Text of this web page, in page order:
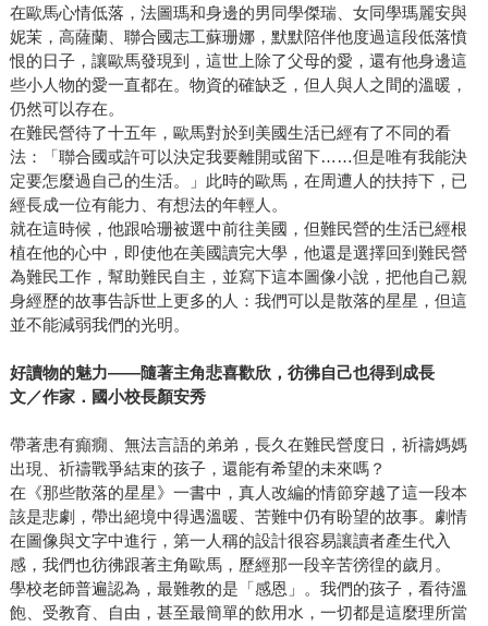
在歐馬心情低落，法圖瑪和身邊的男同學傑瑞、女同學瑪麗安與
妮茉，高薩蘭、聯合國志工蘇珊娜，默默陪伴他度過這段低落憤
恨的日子，讓歐馬發現到，這世上除了父母的愛，還有他身邊這
些小人物的愛一直都在。物資的確缺乏，但人與人之間的溫暖，
仍然可以存在。
在難民營待了十五年，歐馬對於到美國生活已經有了不同的看
法：「聯合國或許可以決定我要離開或留下……但是唯有我能決
定要怎麼過自己的生活。」此時的歐馬，在周遭人的扶持下，已
經長成一位有能力、有想法的年輕人。
就在這時候，他跟哈珊被選中前往美國，但難民營的生活已經根
植在他的心中，即使他在美國讀完大學，他還是選擇回到難民營
為難民工作，幫助難民自主，並寫下這本圖像小說，把他自己親
身經歷的故事告訴世上更多的人：我們可以是散落的星星，但這
並不能減弱我們的光明。
好讀物的魅力——隨著主角悲喜歡欣，彷彿自己也得到成長
文／作家．國小校長顏安秀
帶著患有癲癇、無法言語的弟弟，長久在難民營度日，祈禱媽媽
出現、祈禱戰爭結束的孩子，還能有希望的未來嗎？
在《那些散落的星星》一書中，真人改編的情節穿越了這一段本
該是悲劇，帶出絕境中得遇溫暖、苦難中仍有盼望的故事。劇情
在圖像與文字中進行，第一人稱的設計很容易讓讀者產生代入
感，我們也彷彿跟著主角歐馬，歷經那一段辛苦徬徨的歲月。
學校老師普遍認為，最難教的是「感恩」。我們的孩子，看待溫
飽、受教育、自由，甚至最簡單的飲用水，一切都是這麼理所當